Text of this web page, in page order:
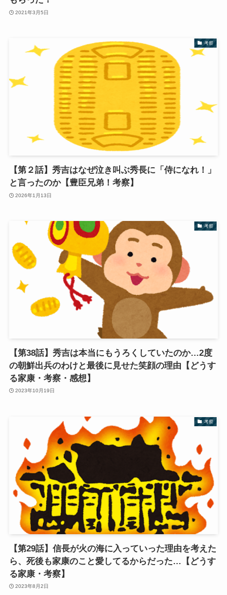
2021年3月5日
考察
【第２話】秀吉はなぜ泣き叫ぶ秀長に「侍になれ！」
と言ったのか【豊臣兄弟！考察】
2026年1月13日
考察
【第38話】秀吉は本当にもうろくしていたのか…2度
の朝鮮出兵のわけと最後に見せた笑顔の理由【どうす
る家康・考察・感想】
2023年10月19日
考察
【第29話】信長が火の海に入っていった理由を考えた
ら、死後も家康のこと愛してるからだった…【どうす
る家康・考察】
2023年8月2日